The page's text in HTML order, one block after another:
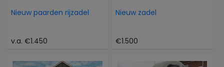
Nieuw paarden rijzadel
v.a. €1.450
Nieuw zadel
€1.500